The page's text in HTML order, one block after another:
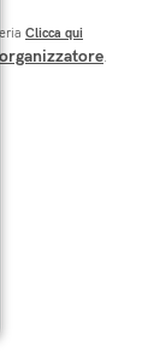
Clicca qui
organizzatore.